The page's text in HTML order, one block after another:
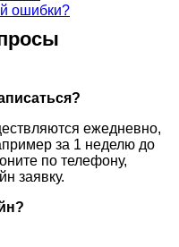
ошибки?
ежедневно,
за 1 неделю до
по телефону,
заявку.